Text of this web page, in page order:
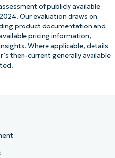
of publicly available
Our evaluation draws on
product documentation and
pricing information,
Where applicable, details
then-current generally available